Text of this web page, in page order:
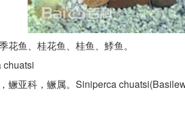
花鱼、桂花鱼、桂鱼、鯚鱼。
chuatsi
鳜亚科，鳜属。Siniperca